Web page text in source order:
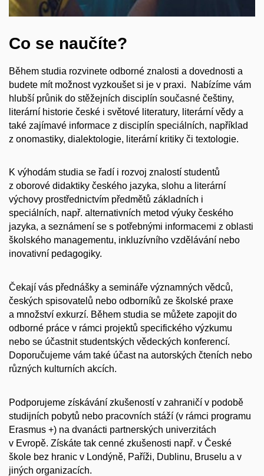
Co se naučíte?
Během studia rozvinete odborné znalosti a dovednosti a
budete mít možnost vyzkoušet si je v praxi. Nabízíme vám
hlubší průnik do stěžejních disciplín současné češtiny,
literární historie české i světové literatury, literární vědy a
také zajímavé informace z disciplín speciálních, například
z onomastiky, dialektologie, literární kritiky či textologie.
K výhodám studia se řadí i rozvoj znalostí studentů
z oborové didaktiky českého jazyka, slohu a literární
výchovy prostřednictvím předmětů základních i
speciálních, např. alternativních metod výuky českého
jazyka, a seznámení se s potřebnými informacemi z oblasti
školského managementu, inkluzívního vzdělávání nebo
inovativní pedagogiky.
Čekají vás přednášky a semináře významných vědců,
českých spisovatelů nebo odborníků ze školské praxe
a množství exkurzí. Během studia se můžete zapojit do
odborné práce v rámci projektů specifického výzkumu
nebo se účastnit studentských vědeckých konferencí.
Doporučujeme vám také účast na autorských čteních nebo
různých kulturních akcích.
Podporujeme získávání zkušeností v zahraničí v podobě
studijních pobytů nebo pracovních stáží (v rámci programu
Erasmus +) na dvanácti partnerských univerzitách
v Evropě. Získáte tak cenné zkušenosti např. v České
škole bez hranic v Londýně, Paříži, Dublinu, Bruselu a v
jiných organizacích.